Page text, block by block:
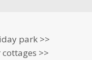
park >>
>>